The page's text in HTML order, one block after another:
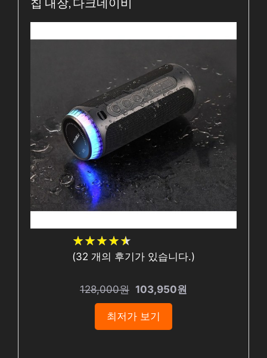
★★★★★
★★★★★
(32 개의 후기가 있습니다.)
128,000원 103,950원
최저가 보기